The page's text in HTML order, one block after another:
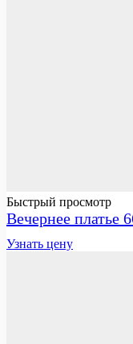
Быстрый просмотр
Вечернее платье
Узнать цену